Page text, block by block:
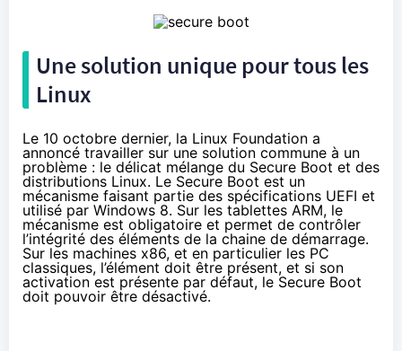
Une solution unique pour tous les
Linux
Le 10 octobre dernier, la Linux Foundation a
annoncé travailler sur une solution commune à un
problème : le délicat mélange du Secure Boot et des
distributions Linux. Le Secure Boot est un
mécanisme faisant partie des spécifications UEFI et
utilisé par Windows 8. Sur les tablettes ARM, le
mécanisme est obligatoire et permet de contrôler
l’intégrité des éléments de la chaine de démarrage.
Sur les machines x86, et en particulier les PC
classiques, l’élément doit être présent, et si son
activation est présente par défaut, le Secure Boot
doit pouvoir être désactivé.